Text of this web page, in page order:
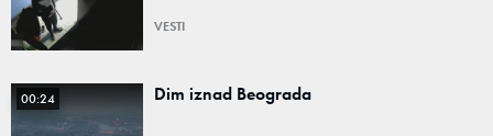
VESTI
00:24 Dim iznad Beograda